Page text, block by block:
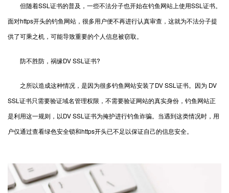
但随着SSL证书的普及，一些不法分子也开始在钓鱼网站上使用SSL证书。
面对https开头的钓鱼网站，很多用户便不再进行认真审查，这就为不法分子提
供了可乘之机，可能导致重要的个人信息被窃取。
防不胜防，祸缘DV SSL证书?
之所以造成这种情况，是因为很多钓鱼网站安装了DV SSL证书。因为 DV
SSL证书只需要验证域名管理权限，不需要验证网站的真实身份，钓鱼网站正
是利用这一规则，以DV SSL证书为掩护进行钓鱼诈骗。当遇到这类情况时，用
户仅通过查看绿色安全锁和https开头已不足以保证自己的信息安全。